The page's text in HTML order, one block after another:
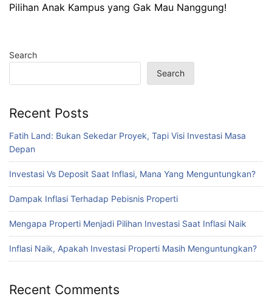
Pilihan Anak Kampus yang Gak Mau Nanggung!
Search
Search
Recent Posts
Fatih Land: Bukan Sekedar Proyek, Tapi Visi Investasi Masa
Depan
Investasi Vs Deposit Saat Inflasi, Mana Yang Menguntungkan?
Dampak Inflasi Terhadap Pebisnis Properti
Mengapa Properti Menjadi Pilihan Investasi Saat Inflasi Naik
Inflasi Naik, Apakah Investasi Properti Masih Menguntungkan?
Recent Comments